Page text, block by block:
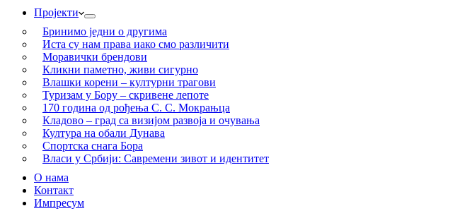
Пројекти
Бринимо једни о другима
Иста су нам права иако смо различити
Моравички брендови
Кликни паметно, живи сигурно
Влашки корени – културни трагови
Туризам у Бору – скривене лепоте
170 година од рођења С. С. Мокрањца
Кладово – град са визијом развоја и очувања
Култура на обали Дунава
Спортска снага Бора
Власи у Србији: Савремени зивот и идентитет
О нама
Контакт
Импресум